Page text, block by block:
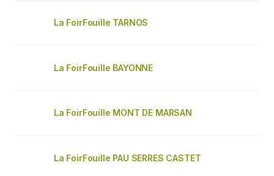
La FoirFouille TARNOS
La FoirFouille BAYONNE
La FoirFouille MONT DE MARSAN
La FoirFouille PAU SERRES CASTET